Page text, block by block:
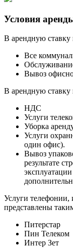
Условия
В арендную ставку
Все
Вывоз
В арендную ставку
НДС
Услуги
Уборка
Услуги
один офис).
Вывоз
результате
Услуги телефонии,
представлены
Питерстар
Пин Телеком
Интер Зет